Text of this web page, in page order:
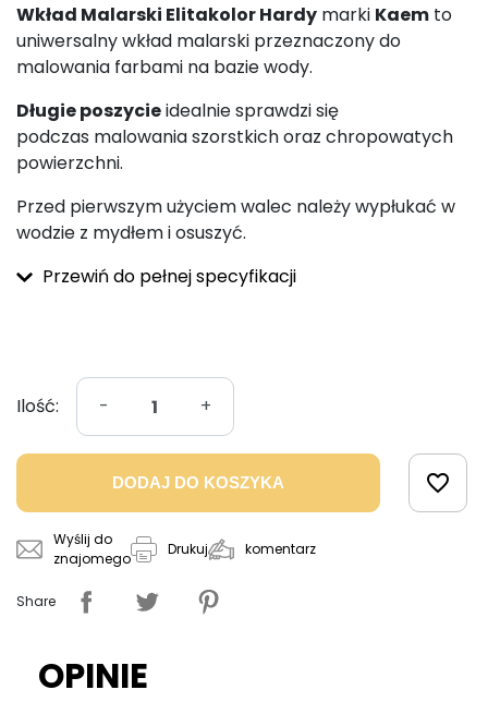
Wkład Malarski Elitakolor Hardy marki Kaem to
uniwersalny wkład malarski przeznaczony do
malowania farbami na bazie wody.
Długie poszycieidealnie sprawdzi się
podczas malowania szorstkich oraz chropowatych
powierzchni.
Przed pierwszym użyciem walec należy wypłukać w
wodzie z mydłem i osuszyć.
Przewiń do pełnej specyfikacji
Ilość: - +
DODAJ DO KOSZYKA favorite_border
Wyślij do
znajomego
Drukuj komentarz
Share
OPINIE